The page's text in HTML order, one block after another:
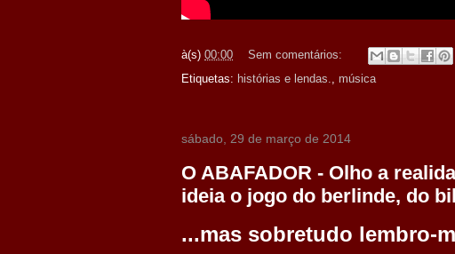
à(s) 00:00
Sem comentários:
Etiquetas: histórias e lendas., música
sábado, 29 de março de 2014
O ABAFADOR - Olho a
ideia o jogo do berlinde, do
...mas sobretudo lembro-